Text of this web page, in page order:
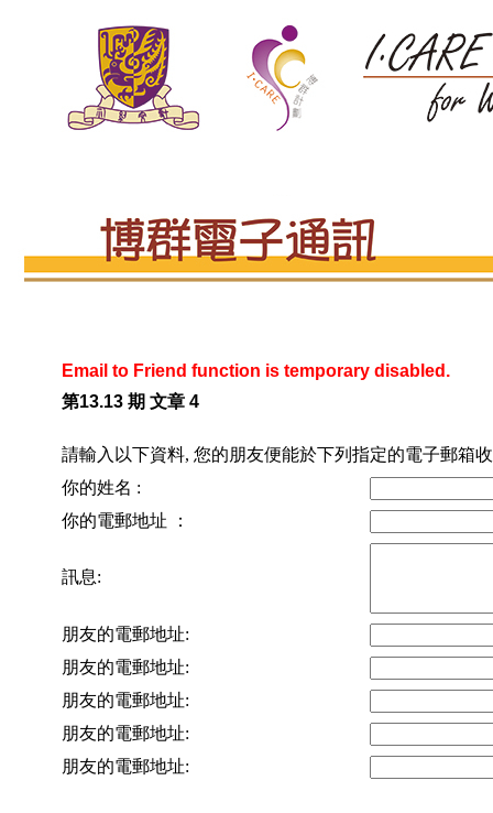
Email to Friend function is temporary disabled.
第13.13 期 文章 4
請輸入以下資料, 您的朋友便能於下列指定的電子郵箱
你的姓名 :
你的電郵地址 ：
訊息:
朋友的電郵地址:
朋友的電郵地址:
朋友的電郵地址:
朋友的電郵地址:
朋友的電郵地址: